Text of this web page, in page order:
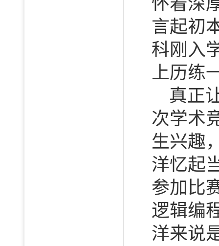
言起初
科刚入
上历练
真正
次学术
生兴趣
洋忆起
参加比
逻辑编
洋来说